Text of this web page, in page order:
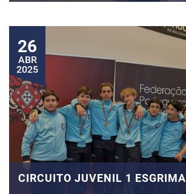
26
ABR
2025
CIRCUITO JUVENIL 1 ESGRIMA